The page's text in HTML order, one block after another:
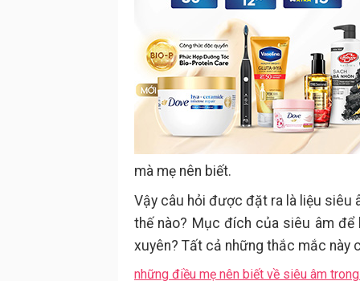
mà mẹ nên biết.
Vậy câu hỏi được đặt ra là liệu siêu
thế nào? Mục đích của siêu âm
xuyên? Tất cả những thắc mắc này
những điều mẹ nên biết về siêu âm